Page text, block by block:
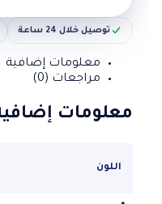
توصيل خلال 24 ساعة
معلومات إضافية
مراجعات (0)
معلومات
اللون